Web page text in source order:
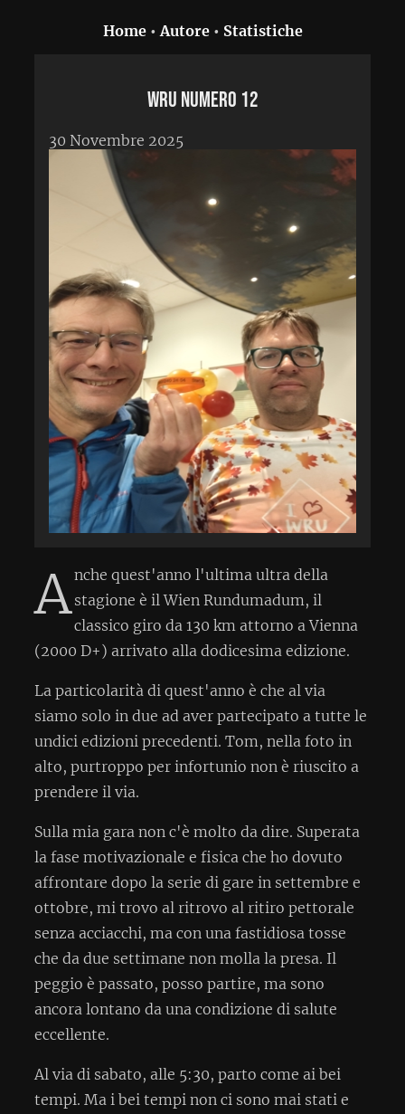
Home•Autore• Statistiche
WRU numero 12
30 Novembre 2025
Anche quest'anno l'ultima ultra della
stagione è il Wien Rundumadum, il
classico giro da 130 km attorno a Vienna
(2000 D+) arrivato alla dodicesima edizione.
La particolarità di quest'anno è che al via
siamo solo in due ad aver partecipato a tutte le
undici edizioni precedenti. Tom, nella foto in
alto, purtroppo per infortunio non è riuscito a
prendere il via.
Sulla mia gara non c'è molto da dire. Superata
la fase motivazionale e fisica che ho dovuto
affrontare dopo la serie di gare in settembre e
ottobre, mi trovo al ritrovo al ritiro pettorale
senza acciacchi, ma con una fastidiosa tosse
che da due settimane non molla la presa. Il
peggio è passato, posso partire, ma sono
ancora lontano da una condizione di salute
eccellente.
Al via di sabato, alle 5:30, parto come ai bei
tempi. Ma i bei tempi non ci sono mai stati e